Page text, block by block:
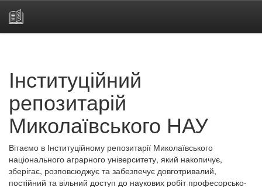
Інституційний
репозитарій
Миколаївського НАУ
Вітаємо в Інституційному репозитарії Миколаївського
національного аграрного університету, який накопичує,
зберігає, розповсюджує та забезпечує довготривалий,
постійний та вільний доступ до наукових робіт професорсько-